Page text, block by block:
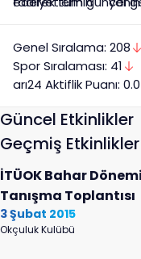
başarılı sonuçlar
Genel Sıralama: 208
SporSıralaması: 41
arı24 Aktiflik Puanı: 0.0
Güncel Etkinlikler
Geçmiş Etkinlikler
İTÜOK Bahar Dönemi
Tanışma Toplantısı
3 Şubat 2015
Okçuluk Kulübü